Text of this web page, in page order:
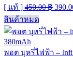
[ แท้ ] 450.00฿
สินค้าหมด
พอต บุหรี่ไฟฟ้า –